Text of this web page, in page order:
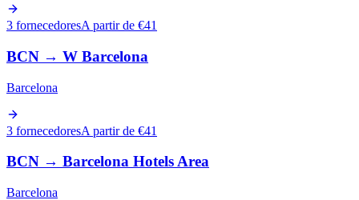
3 fornecedoresA partir de €41
BCN → W Barcelona
Barcelona
3 fornecedoresA partir de €41
BCN → Barcelona Hotels Area
Barcelona